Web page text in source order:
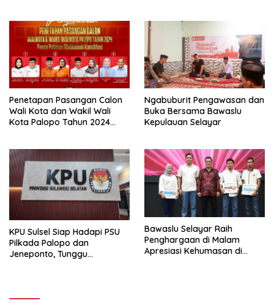
Penetapan Pasangan Calon
Wali Kota dan Wakil Wali
Kota Palopo Tahun 2024
Ngabuburit Pengawasan dan
Buka Bersama Bawaslu
Kepulauan Selayar
KPU Sulsel Siap Hadapi PSU
Pilkada Palopo dan
Jeneponto, Tunggu
Bawaslu Selayar Raih
Penghargaan di Malam
Apresiasi Kehumasan di